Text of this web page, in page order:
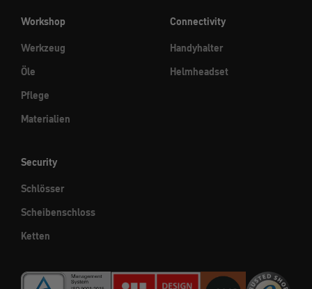
Workshop
Werkzeug
Öle
Pflege
Materialien
Connectivity
Handyhalter
Helmheadset
Security
Schlösser
Scheibenschloss
Ketten